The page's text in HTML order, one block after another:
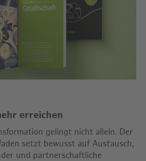
erreichen
gelingt nicht allein. Der
setzt bewusst auf Austausch,
und partnerschaftliche